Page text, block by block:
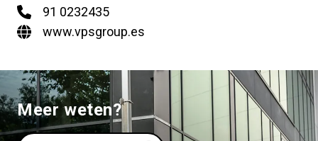
91 0232435
www.vpsgroup.es
Meer weten?